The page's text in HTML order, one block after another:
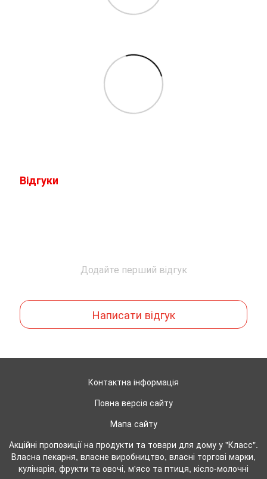
Відгуки
Додайте перший відгук
Написати відгук
Контактна інформація
Повна версія сайту
Мапа сайту
Акційні пропозиції на продукти та товари для дому у "Класс".
Власна пекарня, власне виробництво, власні торгові марки,
кулінарія, фрукти та овочі, м'ясо та птиця, кісло-молочні